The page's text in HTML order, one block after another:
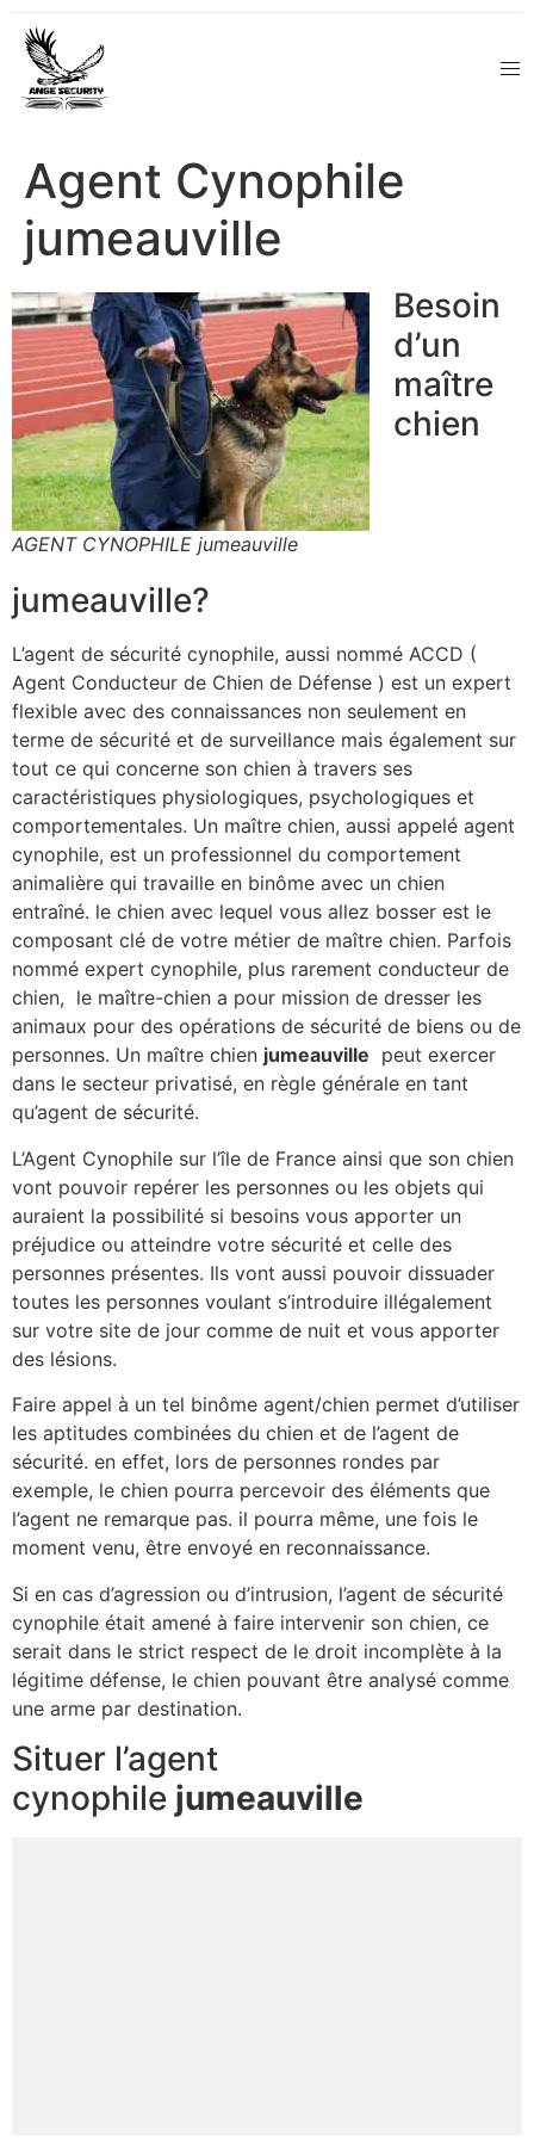
Agent Cynophile
jumeauville
AGENT CYNOPHILE jumeauville
Besoin
d’un
maître
chien
jumeauville?
L’agent de sécurité cynophile, aussi nommé ACCD (
Agent Conducteur de Chien de Défense ) est un expert
flexible avec des connaissances non seulement en
terme de sécurité et de surveillance mais également sur
tout ce qui concerne son chien à travers ses
caractéristiques physiologiques, psychologiques et
comportementales. Un maître chien, aussi appelé agent
cynophile, est un professionnel du comportement
animalière qui travaille en binôme avec un chien
entraîné. le chien avec lequel vous allez bosser est le
composant clé de votre métier de maître chien. Parfois
nommé expert cynophile, plus rarement conducteur de
chien, le maître-chien a pour mission de dresser les
animaux pour des opérations de sécurité de biens ou de
personnes. Un maître chien jumeauville peut exercer
dans le secteur privatisé, en règle générale en tant
qu’agent de sécurité.
L’Agent Cynophile sur l’île de France ainsi que son chien
vont pouvoir repérer les personnes ou les objets qui
auraient la possibilité si besoins vous apporter un
préjudice ou atteindre votre sécurité et celle des
personnes présentes. Ils vont aussi pouvoir dissuader
toutes les personnes voulant s’introduire illégalement
sur votre site de jour comme de nuit et vous apporter
des lésions.
Faire appel à un tel binôme agent/chien permet d’utiliser
les aptitudes combinées du chien et de l’agent de
sécurité. en effet, lors de personnes rondes par
exemple, le chien pourra percevoir des éléments que
l’agent ne remarque pas. il pourra même, une fois le
moment venu, être envoyé en reconnaissance.
Si en cas d’agression ou d’intrusion, l’agent de sécurité
cynophile était amené à faire intervenir son chien, ce
serait dans le strict respect de le droit incomplète à la
légitime défense, le chien pouvant être analysé comme
une arme par destination.
Situer l’agent
cynophile jumeauville